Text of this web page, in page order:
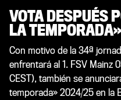
VOTA DESPUÉS
LA
Con motivo de la 34ª
enfrentará al 1. FSV Mainz
CEST), también se
temporada» 2024/25 en la